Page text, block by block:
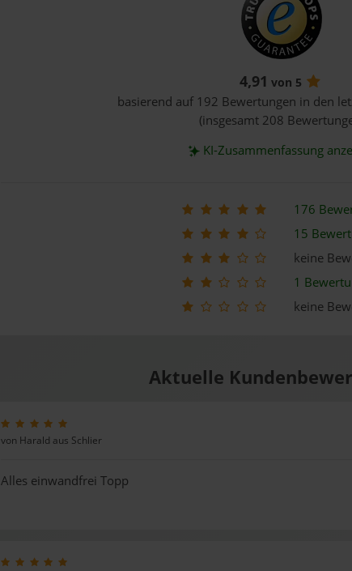
4,91 von 5
basierend auf 192 Bewertungen in den
(insgesamt 208
KI-Zusammenfassung
176
15
keine
1
keine
Aktuelle
von Harald aus Schlier
Alles einwandfrei Topp